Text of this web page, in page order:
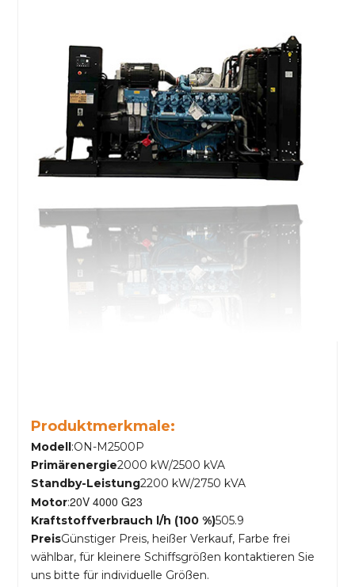
Produktmerkmale:
Modell:ON-M2500P
Primärenergie2000 kW/2500 kVA
Standby-Leistung2200 kW/2750 kVA
Motor:20V 4000 G23
Kraftstoffverbrauch l/h (100 %)505.9
PreisGünstiger Preis, heißer Verkauf, Farbe frei
wählbar, für kleinere Schiffsgrößen kontaktieren Sie
uns bitte für individuelle Größen.